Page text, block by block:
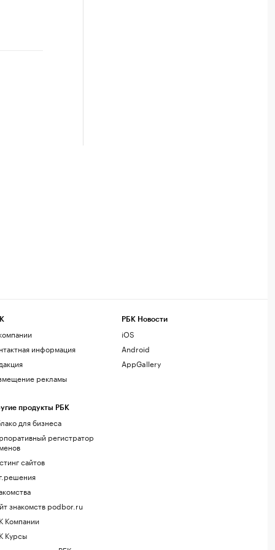
информация
рекламы
продукты РБК
для бизнеса
регистратор
сайтов
знакомств podbor.ru
Компании
Курсы
РБК Новости
iOS
Android
AppGallery